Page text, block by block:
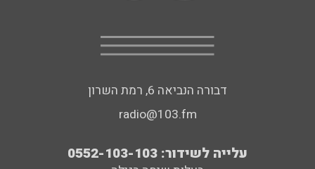
דבורה הנביאה 6, רמת השרון
radio@103.fm
עלייה לשידור: 0552-103-103